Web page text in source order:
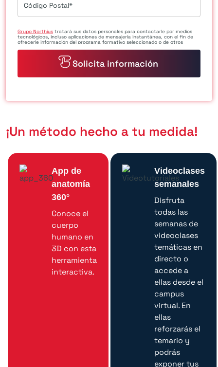
Código Postal*
Grupo Northius tratará sus datos personales para contactarle por medios
tecnológicos, incluso aplicaciones de mensajería instantánea, con el fin de
ofrecerle información del programa formativo seleccionado o de otros
tramitar la contratación correspondiente. Compartiremos su solicitud con las
empresas que conforman el
puedan hacerle llegar la mejor oferta de productos y servicios de acuerdo a su
petición. Quedan reconocidos los derechos de acceso, rectificación, supresión,
¡Un método hecho a tu medida!
App de
anatomía
360°
Conoce el
cuerpo
humano en
3D con esta
herramienta
interactiva.
Videoclases
semanales
Disfruta
todas las
semanas de
videoclases
temáticas en
directo o
accede a
ellas desde el
campus
virtual. En
ellas
reforzarás el
temario y
podrás
exponer tus